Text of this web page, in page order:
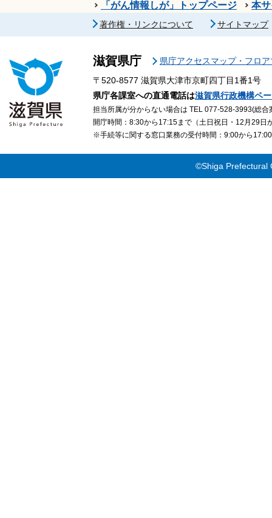
「がん情報しが」トップページ 本
著作権・リンクについて サイトマップ
滋賀県庁
県庁アクセスマップ・フロ
〒520-8577 滋賀県大津市京町四丁目1番1号
県庁各課室への直通電話は滋賀県行政機構ペ
担当所属が分からない場合は TEL 077-528-3993(総合
開庁時間：8:30から17:15まで（土日祝日・12月29日
※手続等に関する窓口業務の受付時間：9:00から
©Shiga Prefectural